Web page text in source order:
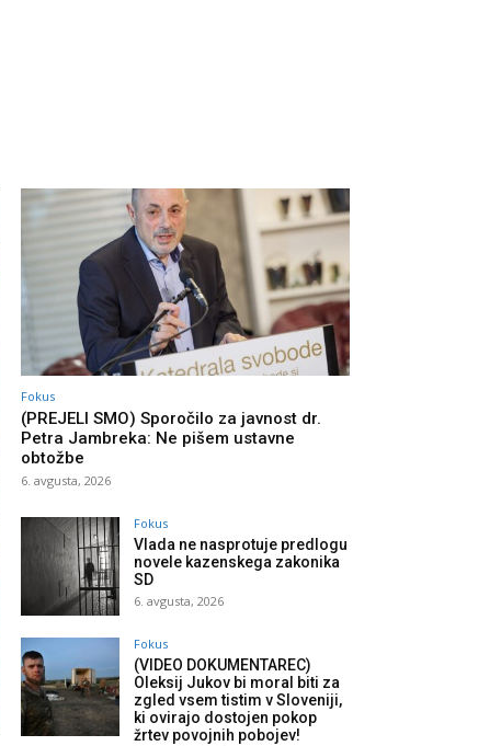
Fokus
(PREJELI SMO) Sporočilo za javnost dr.
Petra Jambreka: Ne pišem ustavne
obtožbe
6. avgusta, 2026
Fokus
Vlada ne nasprotuje predlogu
novele kazenskega zakonika
SD
6. avgusta, 2026
Fokus
(VIDEO DOKUMENTAREC)
Oleksij Jukov bi moral biti za
zgled vsem tistim v Sloveniji,
ki ovirajo dostojen pokop
žrtev povojnih pobojev!